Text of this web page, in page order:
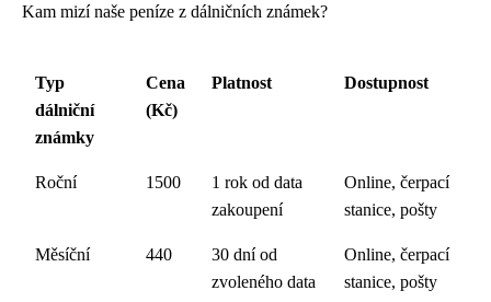
Kam mizí naše peníze z dálničních známek?
Typ
dálniční
známky
Cena
(Kč)
Platnost Dostupnost
Roční 1500
1 rok od data
zakoupení
Online, čerpací
stanice, pošty
Měsíční 440
30 dní od
zvoleného data
Online, čerpací
stanice, pošty